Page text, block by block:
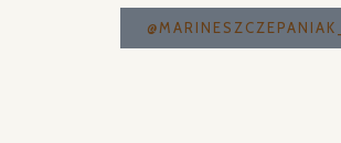
@MARINESZCZEPANIAK_